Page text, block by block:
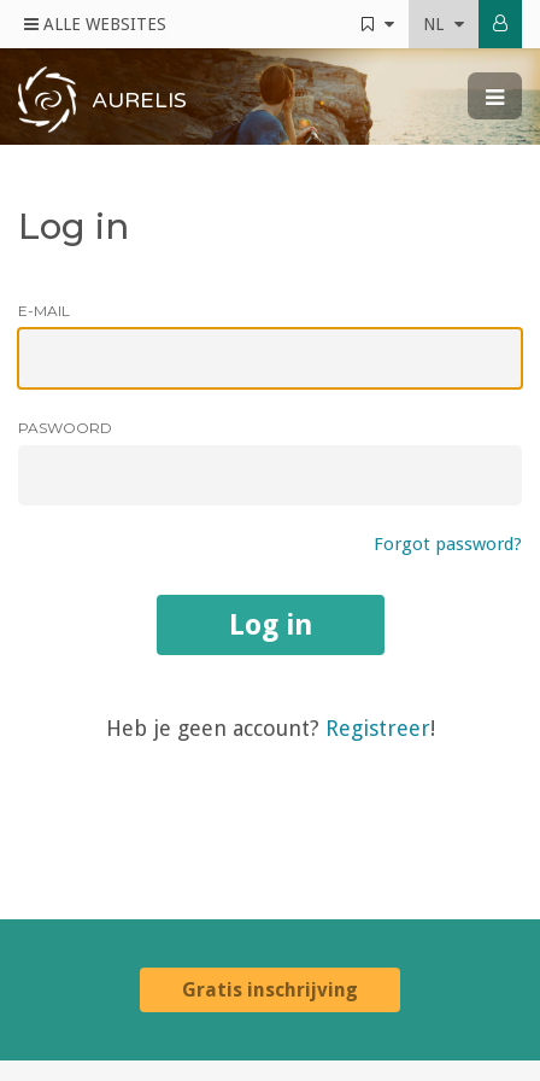
ALLE WEBSITES NL
AURELIS
Log in
E-MAIL
PASWOORD
Forgot password?
Log in
Heb je geen account? Registreer!
Gratis inschrijving